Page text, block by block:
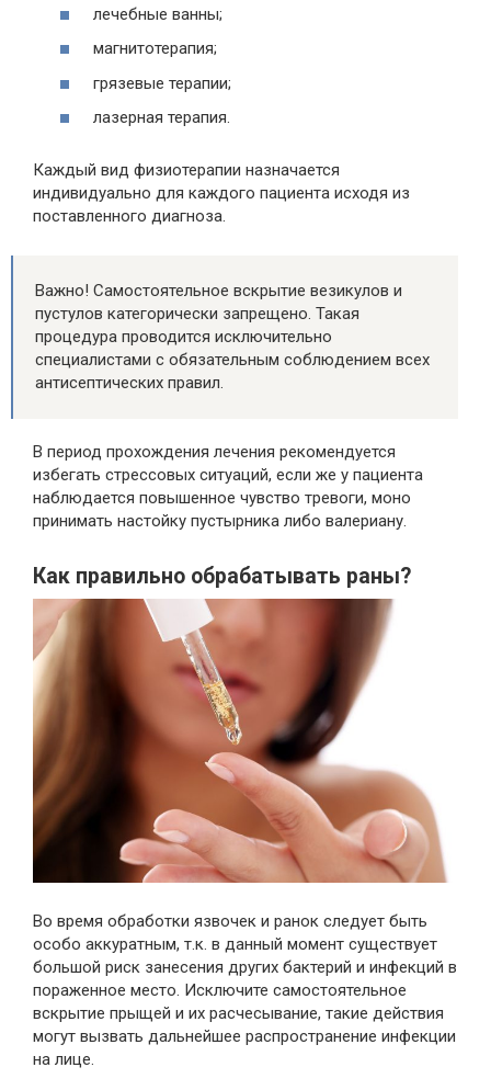
лечебные ванны;
магнитотерапия;
грязевые терапии;
лазерная терапия.
Каждый вид физиотерапии назначается
индивидуально для каждого пациента исходя из
поставленного диагноза.
Важно! Самостоятельное вскрытие везикулов и
пустулов категорически запрещено. Такая
процедура проводится исключительно
специалистами с обязательным соблюдением всех
антисептических правил.
В период прохождения лечения рекомендуется
избегать стрессовых ситуаций, если же у пациента
наблюдается повышенное чувство тревоги, моно
принимать настойку пустырника либо валериану.
Как правильно обрабатывать раны?
Во время обработки язвочек и ранок следует быть
особо аккуратным, т.к. в данный момент существует
большой риск занесения других бактерий и инфекций в
пораженное место. Исключите самостоятельное
вскрытие прыщей и их расчесывание, такие действия
могут вызвать дальнейшее распространение инфекции
на лице.